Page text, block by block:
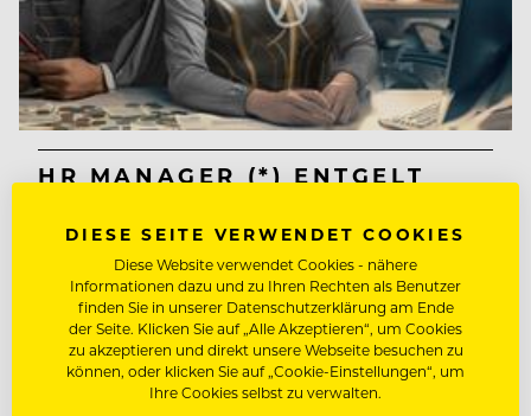
HR MANAGER (*) ENTGELT
Bist du der Entgelt-Stratege, der Gehälter fair
und pünktlich auszahlt und dabei wie ein
Geschäftsgenie agiert? Werde unser Entgelt-
Stratege! In Vollzeit (Mo. - Fr.: 09:00Uhr -
17:00Uhr) Deine Geheimwaffen...
DIESE SEITE VERWENDET COOKIES
Diese Website verwendet Cookies - nähere
Informationen dazu und zu Ihren Rechten als Benutzer
finden Sie in unserer Datenschutzerklärung am Ende
der Seite. Klicken Sie auf „Alle Akzeptieren“, um Cookies
zu akzeptieren und direkt unsere Webseite besuchen zu
können, oder klicken Sie auf „Cookie-Einstellungen“, um
Ihre Cookies selbst zu verwalten.